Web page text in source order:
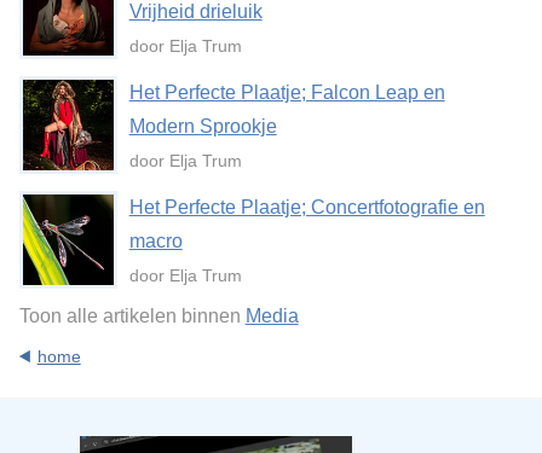
Vrijheid drieluik
door Elja Trum
Het Perfecte Plaatje; Falcon Leap en
Modern Sprookje
door Elja Trum
Het Perfecte Plaatje; Concertfotografie en
macro
door Elja Trum
Toon alle artikelen binnen Media
home